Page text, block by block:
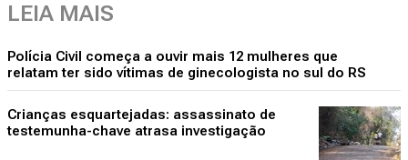
LEIA MAIS
Polícia Civil começa a ouvir mais 12 mulheres que
relatam ter sido vítimas de ginecologista no sul do RS
Crianças esquartejadas: assassinato de
testemunha-chave atrasa investigação